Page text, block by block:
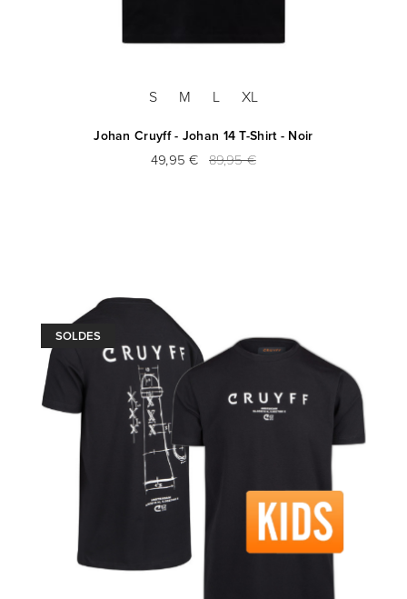
S M L XL
Johan Cruyff - Johan 14 T-Shirt - Noir
49,95 € 89,95 €
SOLDES